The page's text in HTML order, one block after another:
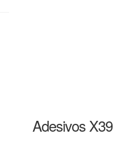
Adesivos X39